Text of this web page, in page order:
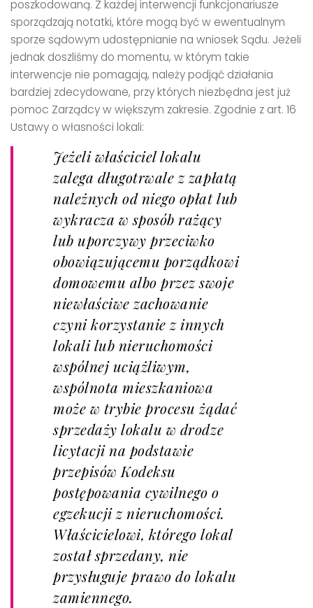
poszkodowaną. Z każdej interwencji funkcjonariusze
sporządzają notatki, które mogą być w ewentualnym
sporze sądowym udostępnianie na wniosek Sądu. Jeżeli
jednak doszliśmy do momentu, w którym takie
interwencje nie pomagają, należy podjąć działania
bardziej zdecydowane, przy których niezbędna jest już
pomoc Zarządcy w większym zakresie. Zgodnie z art. 16
Ustawy o własności lokali:
Jeżeli właściciel lokalu
zalega długotrwale z zapłatą
należnych od niego opłat lub
wykracza w sposób rażący
lub uporczywy przeciwko
obowiązującemu porządkowi
domowemu albo przez swoje
niewłaściwe zachowanie
czyni korzystanie z innych
lokali lub nieruchomości
wspólnej uciążliwym,
wspólnota mieszkaniowa
może w trybie procesu żądać
sprzedaży lokalu w drodze
licytacji na podstawie
przepisów Kodeksu
postępowania cywilnego o
egzekucji z nieruchomości.
Właścicielowi, którego lokal
został sprzedany, nie
przysługuje prawo do lokalu
zamiennego.